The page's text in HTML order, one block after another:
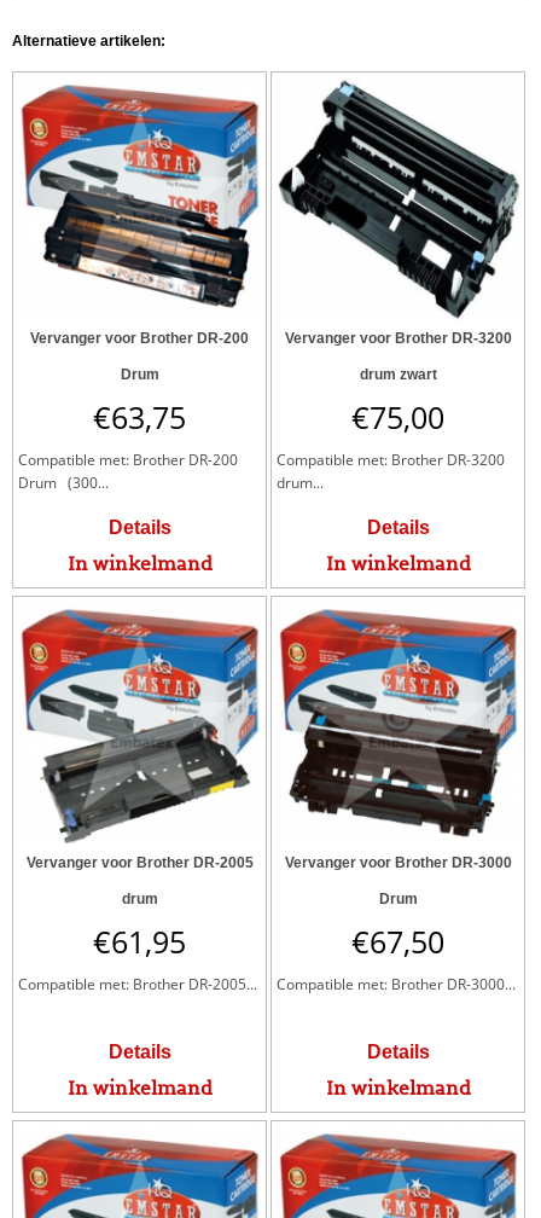
Alternatieve artikelen:
Vervanger voor Brother DR-200
Drum
€63,75
Compatible met: Brother DR-200
Drum (300...
Details
In winkelmand
Vervanger voor Brother DR-3200
drum zwart
€75,00
Compatible met: Brother DR-3200
drum...
Details
In winkelmand
Vervanger voor Brother DR-2005
drum
€61,95
Compatible met: Brother DR-2005...
Details
In winkelmand
Vervanger voor Brother DR-3000
Drum
€67,50
Compatible met: Brother DR-3000...
Details
In winkelmand